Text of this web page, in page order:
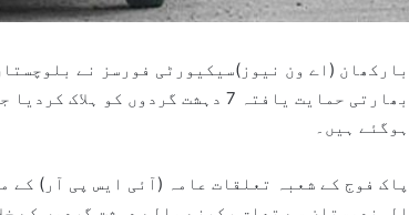
بارکھان (اے ون نیوز)سیکیورٹی فورسز نے
ہوگئے ہیں۔